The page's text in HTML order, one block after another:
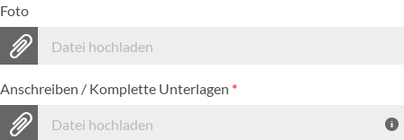
Foto
Datei hochladen
Anschreiben / Komplette Unterlagen *
Datei hochladen